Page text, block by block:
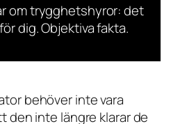
om trygghetshyror: det
dig. Objektiva fakta.
behöver inte vara
den inte längre klarar de